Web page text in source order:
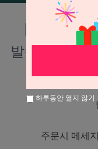
[노하우·전
발송된 이후
주문시 메세
하루동안 열지 않기